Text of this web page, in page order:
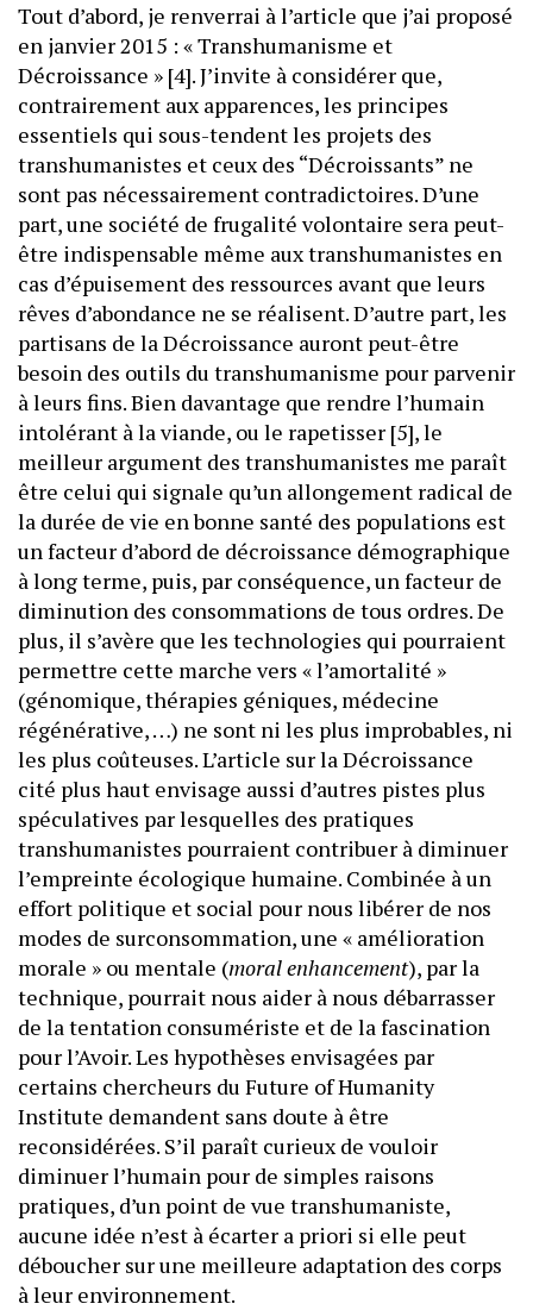
Tout d’abord, je renverrai à l’article que j’ai proposé
en janvier 2015 : « Transhumanisme et
Décroissance » [4]. J’invite à considérer que,
contrairement aux apparences, les principes
essentiels qui sous-tendent les projets des
transhumanistes et ceux des “Décroissants” ne
sont pas nécessairement contradictoires. D’une
part, une société de frugalité volontaire sera peut-
être indispensable même aux transhumanistes en
cas d’épuisement des ressources avant que leurs
rêves d’abondance ne se réalisent. D’autre part, les
partisans de la Décroissance auront peut-être
besoin des outils du transhumanisme pour parvenir
à leurs fins. Bien davantage que rendre l’humain
intolérant à la viande, ou le rapetisser [5], le
meilleur argument des transhumanistes me paraît
être celui qui signale qu’un allongement radical de
la durée de vie en bonne santé des populations est
un facteur d’abord de décroissance démographique
à long terme, puis, par conséquence, un facteur de
diminution des consommations de tous ordres. De
plus, il s’avère que les technologies qui pourraient
permettre cette marche vers « l’amortalité »
(génomique, thérapies géniques, médecine
régénérative, …) ne sont ni les plus improbables, ni
les plus coûteuses. L’article sur la Décroissance
cité plus haut envisage aussi d’autres pistes plus
spéculatives par lesquelles des pratiques
transhumanistes pourraient contribuer à diminuer
l’empreinte écologique humaine. Combinée à un
effort politique et social pour nous libérer de nos
modes de surconsommation, une « amélioration
morale » ou mentale (moral enhancement), par la
technique, pourrait nous aider à nous débarrasser
de la tentation consumériste et de la fascination
pour l’Avoir. Les hypothèses envisagées par
certains chercheurs du Future of Humanity
Institute demandent sans doute à être
reconsidérées. S’il paraît curieux de vouloir
diminuer l’humain pour de simples raisons
pratiques, d’un point de vue transhumaniste,
aucune idée n’est à écarter a priori si elle peut
déboucher sur une meilleure adaptation des corps
à leur environnement.